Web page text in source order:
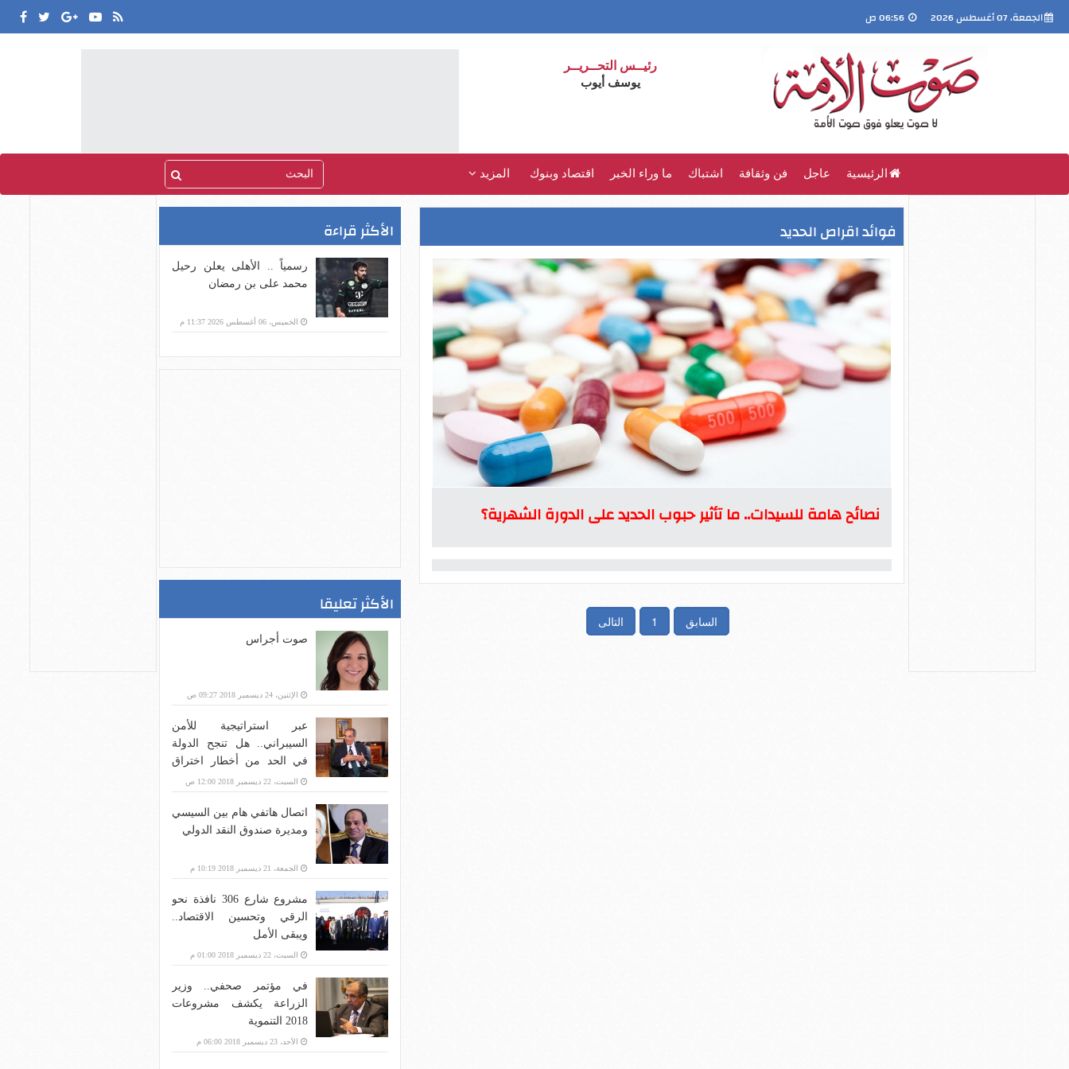
الجمعة، 07 أغسطس 2026
رئيــس التحــريــر
يوسف أيوب
الرئيسية عاجل فن وثقافة اشتباك ما وراء الخبر اقتصاد وبنوك المزيد
فوائد اقراص الحديد
نصائح هامة للسيدات.. ما تأثير حبوب الحديد على الدورة الشهرية؟
السابق 1 التالى
الأكثر قراءة
رسمياً .. الأهلى يعلن رحيل
محمد على بن رمضان
الخميس، 06 أغسطس 2026 11:37 م
الأكثر تعليقا
صوت أجراس
الإثنين، 24 ديسمبر 2018 09:27 ص
عبر استراتيجية للأمن
السيبراني.. هل تنجح الدولة
في الحد من أخطار اختراق
بنية الاتصالات؟
السبت، 22 ديسمبر 2018 12:00 ص
اتصال هاتفي هام بين السيسي
ومديرة صندوق النقد الدولي
الجمعة، 21 ديسمبر 2018 10:19 م
مشروع شارع 306 نافذة نحو
الرقي وتحسين الاقتصاد..
ويبقى الأمل
السبت، 22 ديسمبر 2018 01:00 م
في مؤتمر صحفي.. وزير
الزراعة يكشف مشروعات
2018 التنموية
الأحد، 23 ديسمبر 2018 06:00 م